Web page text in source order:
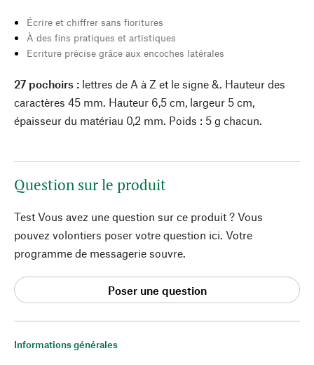
Informations générales
Écrire et chiffrer sans fioritures
À des fins pratiques et artistiques
Ecriture précise grâce aux encoches latérales
27 pochoirs : lettres de A à Z et le signe &. Hauteur des
caractères 45 mm. Hauteur 6,5 cm, largeur 5 cm,
épaisseur du matériau 0,2 mm. Poids : 5 g chacun.
Question sur le produit
Test Vous avez une question sur ce produit ? Vous
pouvez volontiers poser votre question ici. Votre
programme de messagerie souvre.
Poser une question